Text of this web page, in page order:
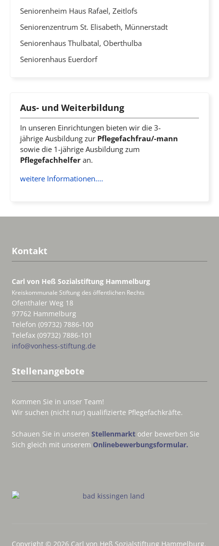
Seniorenheim Haus Rafael, Zeitlofs
Seniorenzentrum St. Elisabeth, Münnerstadt
Seniorenhaus Thulbatal, Oberthulba
Seniorenhaus Euerdorf
Aus- und Weiterbildung
In unseren Einrichtungen bieten wir die 3-
jährige Ausbildung zur Pflegefachfrau/-mann
sowie die 1-jährige Ausbildung zum
Pflegefachhelfer an.
weitere Informationen....
Kontakt
Carl von Heß Sozialstiftung Hammelburg
Kreiskommunale Stiftung des öffentlichen Rechts
Ofenthaler Weg 18
97762 Hammelburg
Telefon (09732) 7886-100
Telefax (09732) 7886-101
info@vonhess-stiftung.de
Stellenangebote
Kommen Sie in unser Team!
Wir suchen (nicht nur) qualifizierte Pflegefachkräfte.
Schauen Sie in unseren Stellenmarkt oder bewerben Sie
Sich gleich mit unserem Onlinebewerbungsformular.
Copyright © 2026 Carl von Heß Sozialstiftung Hammelburg.